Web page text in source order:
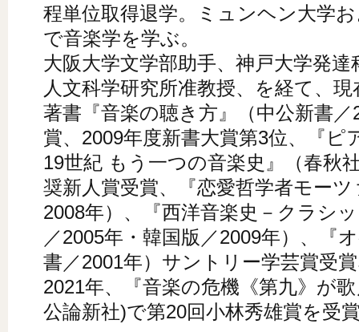
程単位取得退学。ミュンヘン大学
で音楽学を学ぶ。
大阪大学文学部助手、神戸大学発
人文科学研究所准教授、を経て、
著書『音楽の聴き方』（中公新書
賞、2009年度新書大賞第3位、『
19世紀 もう一つの音楽史』（春秋
奨新人賞受賞、『恋愛哲学者モー
2008年）、『西洋音楽史－クラシ
／2005年・韓国版／2009年）、『
書／2001年）サントリー学芸賞受
2021年、『音楽の危機《第九》が
公論新社)で第20回小林秀雄賞を受